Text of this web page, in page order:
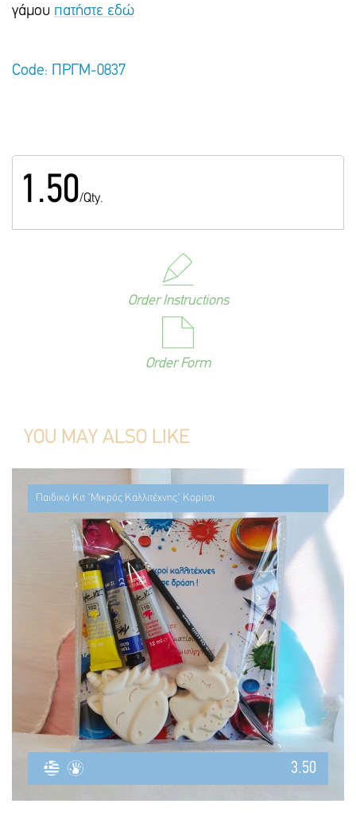
γάμου πατήστε εδώ
Code: ΠΡΓΜ-0837
1.50/Qty.
Order Instructions
Order Form
YOU MAY ALSO LIKE
Παιδικό Κιτ "Μικρός Καλλιτέχνης" Κορίτσι
3.50